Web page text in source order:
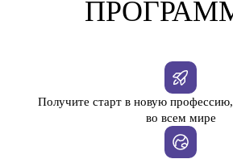
Получите старт в новую
во всем мире